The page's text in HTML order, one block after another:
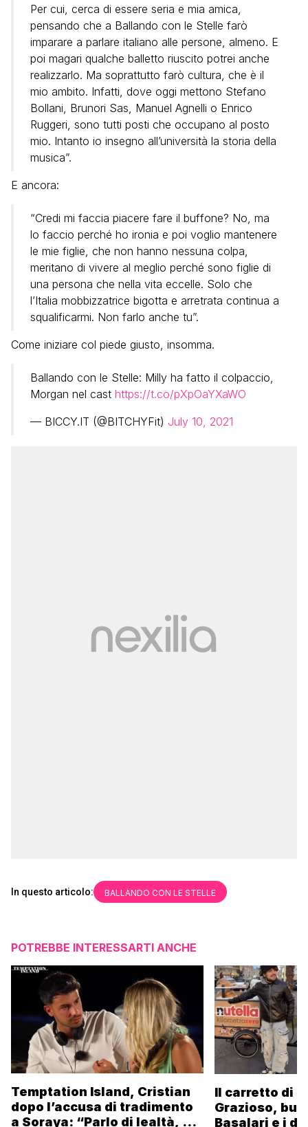
Per cui, cerca di essere seria e mia amica,
pensando che a Ballando con le Stelle farò
imparare a parlare italiano alle persone, almeno. E
poi magari qualche balletto riuscito potrei anche
realizzarlo. Ma soprattutto farò cultura, che è il
mio ambito. Infatti, dove oggi mettono Stefano
Bollani, Brunori Sas, Manuel Agnelli o Enrico
Ruggeri, sono tutti posti che occupano al posto
mio. Intanto io insegno all’università la storia della
musica”.
E ancora:
“Credi mi faccia piacere fare il buffone? No, ma
lo faccio perché ho ironia e poi voglio mantenere
le mie figlie, che non hanno nessuna colpa,
meritano di vivere al meglio perché sono figlie di
una persona che nella vita eccelle. Solo che
l’Italia mobbizzatrice bigotta e arretrata continua a
squalificarmi. Non farlo anche tu”.
Come iniziare col piede giusto, insomma.
Ballando con le Stelle: Milly ha fatto il colpaccio,
Morgan nel cast https://t.co/pXpOaYXaWO
— BICCY.IT (@BITCHYFit) July 10, 2021
In questo articolo: BALLANDO CON LE STELLE
POTREBBE INTERESSARTI ANCHE
Temptation Island, Cristian
dopo l’accusa di tradimento
a Soraya: “Parlo di lealtà, ma
Il carretto di
Grazioso,
Basalari e i